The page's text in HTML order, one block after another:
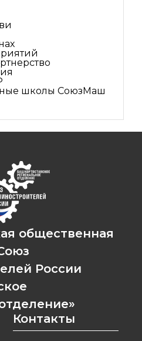
школы СоюзМаш
общественная
России
Контакты